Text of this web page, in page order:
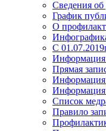
Сведения об
График
О
С
Прямая
Информация
Информация
Список
Правило